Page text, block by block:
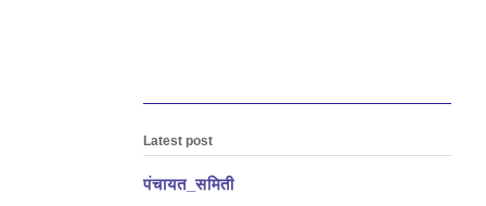
Latest post
पंचायत_समिती